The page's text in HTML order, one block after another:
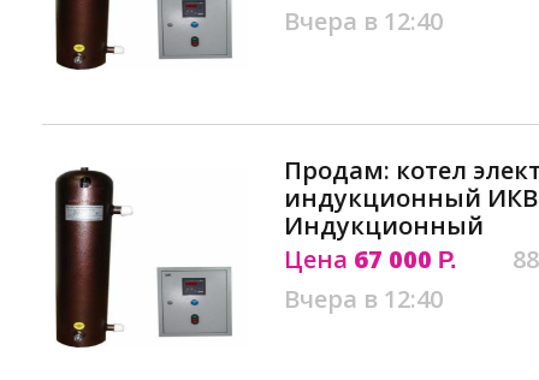
Вчера в 12:40
Продам: котел
индукционный
Индукционный
Цена 67 000 Р.
Вчера в 12:40